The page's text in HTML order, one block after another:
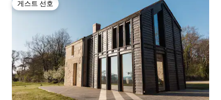
게스트 선호
게스트 선호